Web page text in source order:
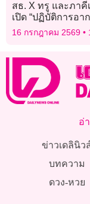
สธ. X ทรู และภาคี
เปิด “ปฏิบัติการอา
คนขับทางการแพ
(Drone)”
16 กรกฎาคม 2569
อ่
ข่าวเดลินิว
บทความ
ดวง-หวย